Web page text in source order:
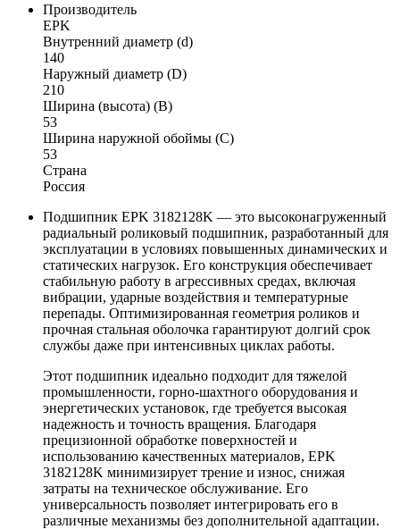
Производитель
EPK
Внутренний диаметр (d)
140
Наружный диаметр (D)
210
Ширина (высота) (B)
53
Ширина наружной обоймы (C)
53
Страна
Россия
Подшипник EPK 3182128K — это высоконагруженный
радиальный роликовый подшипник, разработанный для
эксплуатации в условиях повышенных динамических и
статических нагрузок. Его конструкция обеспечивает
стабильную работу в агрессивных средах, включая
вибрации, ударные воздействия и температурные
перепады. Оптимизированная геометрия роликов и
прочная стальная оболочка гарантируют долгий срок
службы даже при интенсивных циклах работы.
Этот подшипник идеально подходит для тяжелой
промышленности, горно-шахтного оборудования и
энергетических установок, где требуется высокая
надежность и точность вращения. Благодаря
прецизионной обработке поверхностей и
использованию качественных материалов, EPK
3182128K минимизирует трение и износ, снижая
затраты на техническое обслуживание. Его
универсальность позволяет интегрировать его в
различные механизмы без дополнительной адаптации.